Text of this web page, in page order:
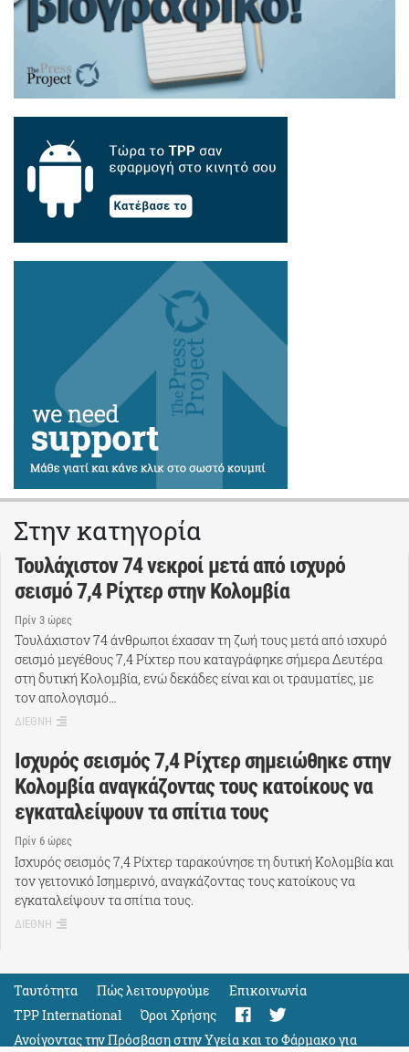
Στην κατηγορία
Τουλάχιστον 74 νεκροί μετά από ισχυρό
σεισμό 7,4 Ρίχτερ στην Κολομβία
Πρίν 3 ώρες
Τουλάχιστον 74 άνθρωποι έχασαν τη ζωή τους μετά από ισχυρό
σεισμό μεγέθους 7,4 Ρίχτερ που καταγράφηκε σήμερα Δευτέρα
στη δυτική Κολομβία, ενώ δεκάδες είναι και οι τραυματίες, με
τον απολογισμό…
ΔΙΕΘΝΗ
Ισχυρός σεισμός 7,4 Ρίχτερ σημειώθηκε στην
Κολομβία αναγκάζοντας τους κατοίκους να
εγκαταλείψουν τα σπίτια τους
Πρίν 6 ώρες
Ισχυρός σεισμός 7,4 Ρίχτερ ταρακούνησε τη δυτική Κολομβία και
τον γειτονικό Ισημερινό, αναγκάζοντας τους κατοίκους να
εγκαταλείψουν τα σπίτια τους.
ΔΙΕΘΝΗ
Ταυτότητα Πώς λειτουργούμε
Eπικοινωνία
TPP International
Όροι Χρήσης
Ανοίγοντας την Πρόσβαση στην Υγεία και το Φάρμακο για